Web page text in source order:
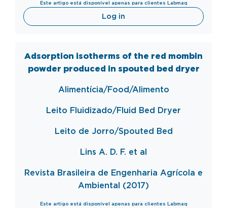
Este artigo está disponível apenas para clientes Labmaq
Log in
Adsorption isotherms of the red mombin
powder produced in spouted bed dryer
Alimentícia/Food/Alimento
Leito Fluidizado/Fluid Bed Dryer
Leito de Jorro/Spouted Bed
Lins A. D. F. et al
Revista Brasileira de Engenharia Agrícola e
Ambiental (2017)
Este artigo está disponível apenas para clientes Labmaq